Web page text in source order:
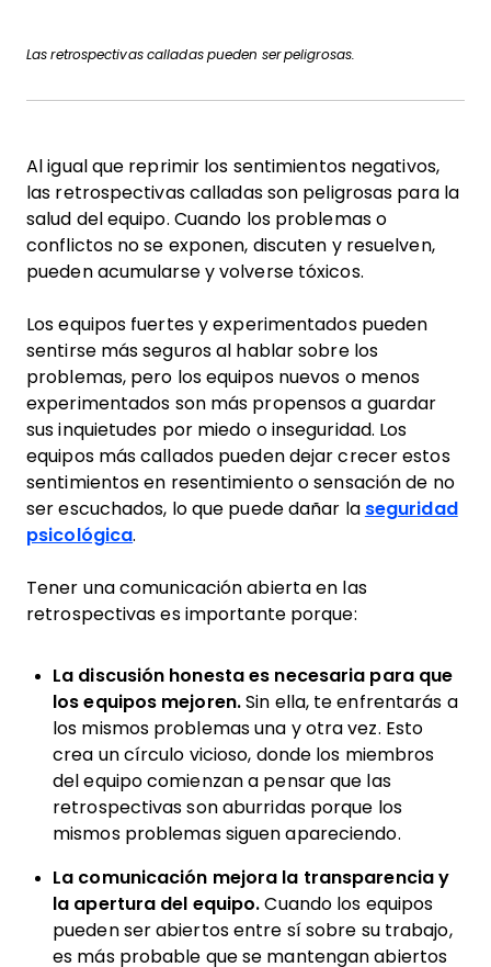
Las retrospectivas calladas pueden ser peligrosas.
Al igual que reprimir los sentimientos negativos,
las retrospectivas calladas son peligrosas para la
salud del equipo. Cuando los problemas o
conflictos no se exponen, discuten y resuelven,
pueden acumularse y volverse tóxicos.
Los equipos fuertes y experimentados pueden
sentirse más seguros al hablar sobre los
problemas, pero los equipos nuevos o menos
experimentados son más propensos a guardar
sus inquietudes por miedo o inseguridad. Los
equipos más callados pueden dejar crecer estos
sentimientos en resentimiento o sensación de no
ser escuchados, lo que puede dañar la seguridad
psicológica.
Tener una comunicación abierta en las
retrospectivas es importante porque:
La discusión honesta es necesaria para que
los equipos mejoren. Sin ella, te enfrentarás a
los mismos problemas una y otra vez. Esto
crea un círculo vicioso, donde los miembros
del equipo comienzan a pensar que las
retrospectivas son aburridas porque los
mismos problemas siguen apareciendo.
La comunicación mejora la transparencia y
la apertura del equipo. Cuando los equipos
pueden ser abiertos entre sí sobre su trabajo,
es más probable que se mantengan abiertos